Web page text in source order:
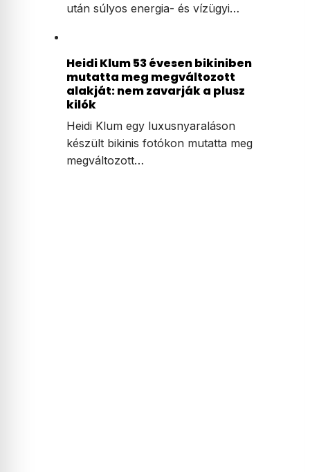
után súlyos energia- és vízügyi…
Heidi Klum 53 évesen bikiniben
mutatta meg megváltozott
alakját: nem zavarják a plusz
kilók
Heidi Klum egy luxusnyaraláson
készült bikinis fotókon mutatta meg
megváltozott…